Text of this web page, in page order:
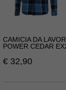
CAMICIA DA
POWER CEDAR
€ 32,90